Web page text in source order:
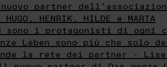
partner
HENRIK, HILDE e MARTA
sono i protagonisti di ogni
Leben sono più che
la rete dei partner -